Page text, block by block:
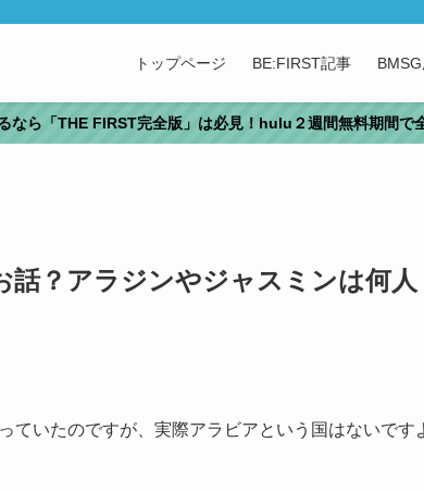
トップページ BE:FIRST記事
なら「THE FIRST完全版」は必見！hulu２週間無料期間で
話？アラジンやジャスミンは何人
ていたのですが、実際アラビアという国はないです